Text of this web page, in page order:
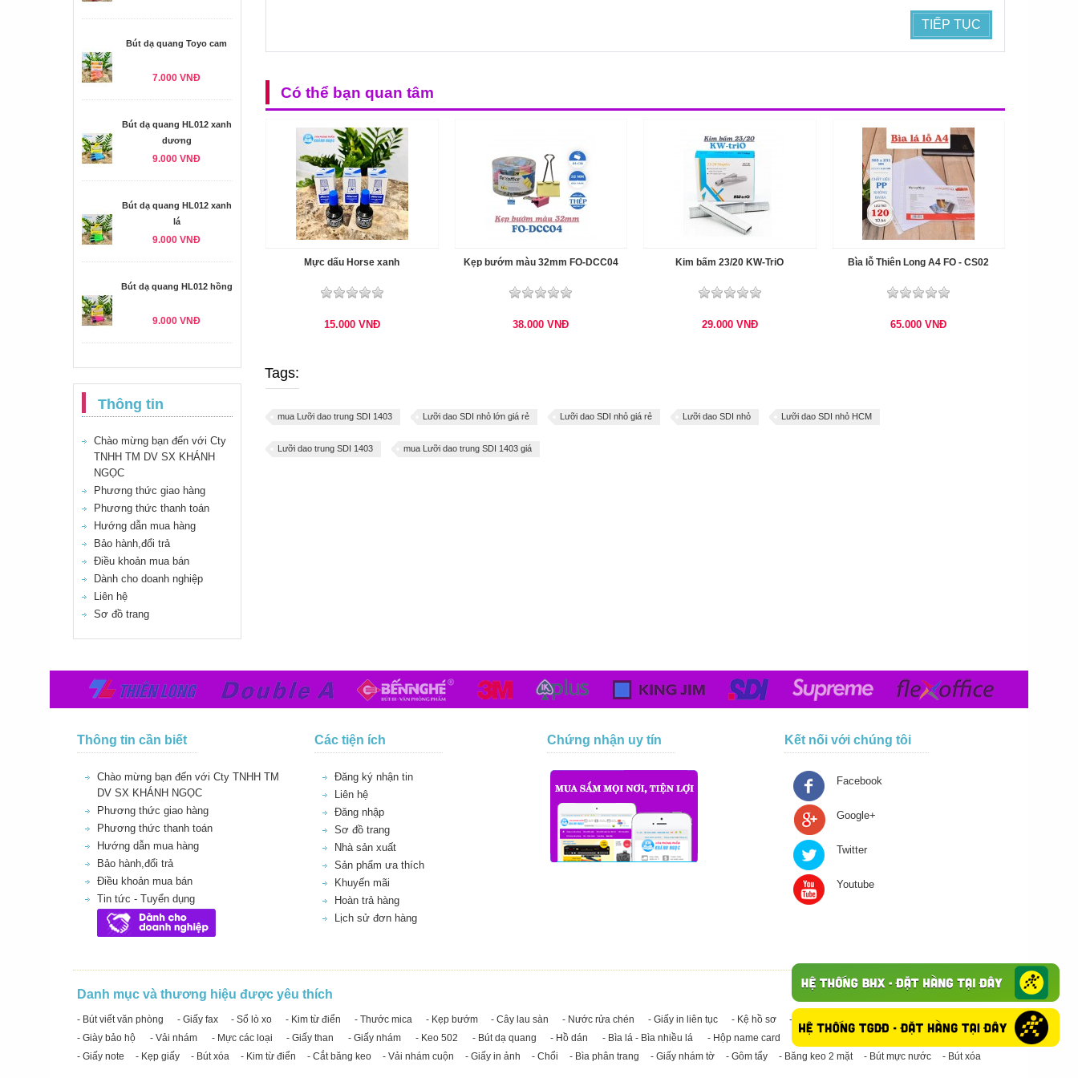
Bút dạ quang Toyo cam
7.000 VNĐ
Bút dạ quang HL012 xanh
dương
9.000 VNĐ
Bút dạ quang HL012 xanh
lá
9.000 VNĐ
Bút dạ quang HL012 hồng
9.000 VNĐ
Thông tin
Chào mừng bạn đến với Cty
TNHH TM DV SX KHÁNH
NGỌC
Phương thức giao hàng
Phương thức thanh toán
Hướng dẫn mua hàng
Bảo hành,đổi trả
Điều khoản mua bán
Dành cho doanh nghiệp
Liên hệ
Sơ đồ trang
TIẾP TỤC
Có thể bạn quan tâm
Mực dấu Horse xanh
15.000 VNĐ
Kẹp bướm màu 32mm FO-DCC04
38.000VNĐ
Kim bấm 23/20 KW-TriO
29.000 VNĐ
Bìa lỗ Thiên Long A4 FO - CS02
65.000VNĐ
Tags:
mua Lưỡi dao trung SDI 1403 Lưỡi dao SDI nhỏ lớn giá rẻ Lưỡi dao SDI nhỏ giá rẻ Lưỡi dao SDI nhỏ Lưỡi dao SDI nhỏ HCM
Lưỡi dao trung SDI 1403 mua Lưỡi dao trung SDI 1403 giá
Thông tin cần biết
Chào mừng bạn đến với Cty TNHH TM
DV SX KHÁNH NGỌC
Phương thức giao hàng
Phương thức thanh toán
Hướng dẫn mua hàng
Bảo hành,đổi trả
Điều khoản mua bán
Tin tức - Tuyển dụng
Các tiện ích
Đăng ký nhận tin
Liên hệ
Đăng nhập
Sơ đồ trang
Nhà sản xuất
Sản phẩm ưa thích
Khuyến mãi
Hoàn trả hàng
Lịch sử đơn hàng
Chứng nhận uy tín Kết nối với chúng tôi
Facebook
Google+
Twitter
Youtube
Danh mục và thương hiệu được yêu thích
- Bút viết văn phòng - Giấy fax - Sổ lò xo - Kim từ điển - Thước mica - Kẹp bướm - Cây lau sàn - Nước rửa chén - Giấy in liên tục - Kệ hồ sơ - Giấy in A4
- Băng keo trong - Băng keo đục
- Giày bảo hộ
- Vải nhám - Mực các loại - Giấy than - Giấy nhám - Keo 502 - Bút dạ quang - Hồ dán - Bìa lá - Bìa nhiều lá - Hộp name card - Giấy in A3 - Giấy vệ sinh
- Keo Silicone
- Giấy note
- Kẹp giấy - Bút xóa - Kim từ điển - Cắt băng keo - Vải nhám cuộn - Giấy in ảnh - Chổi - Bìa phân trang - Giấy nhám tờ - Gôm tẩy - Băng keo 2 mặt - Bút mực nước - Bút xóa